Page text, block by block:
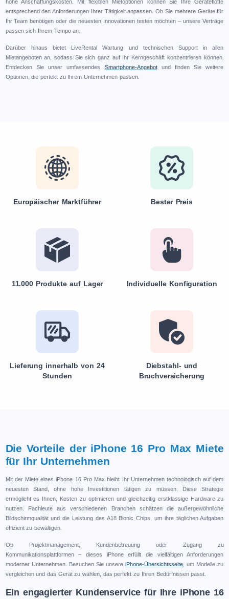
hohe Anschaffungskosten. Mit flexiblen Mietoptionen können Sie Ihre Geräteflotte
entsprechend den Anforderungen Ihrer Tätigkeit anpassen. Ob Sie mehrere Geräte für
Ihr Team benötigen oder die neuesten Innovationen testen möchten – unsere Verträge
passen sich Ihrem Tempo an.
Darüber hinaus bietet LiveRental Wartung und technischen Support in allen
Mietangeboten an, sodass Sie sich ganz auf Ihr Kerngeschäft konzentrieren können.
Entdecken Sie unser umfassendes Smartphone-Angebotund finden Sie weitere
Optionen, die perfekt zu Ihrem Unternehmen passen.
Europäischer Marktführer Bester Preis
11.000 Produkte auf Lager Individuelle Konfiguration
Lieferung innerhalb von 24
Stunden
Diebstahl- und
Bruchversicherung
Die Vorteile der iPhone 16 Pro Max Miete
für Ihr Unternehmen
Mit der Miete eines iPhone 16 Pro Max bleibt Ihr Unternehmen technologisch auf dem
neuesten Stand, ohne hohe Investitionen tätigen zu müssen. Diese Strategie
ermöglicht es Ihnen, Kosten zu optimieren und gleichzeitig erstklassige Hardware zu
nutzen. Fachleute aus verschiedenen Branchen schätzen die außergewöhnliche
Bildschirmqualität und die Leistung des A18 Bionic Chips, um ihre täglichen Aufgaben
effizient zu bewältigen.
Ob Projektmanagement, Kundenbetreuung oder Zugang zu
Kommunikationsplattformen – dieses iPhone erfüllt die vielfältigen Anforderungen
moderner Unternehmen. Besuchen Sie unsereiPhone-Übersichtsseite , um Modelle zu
vergleichen und das Gerät zu wählen, das perfekt zu Ihren Bedürfnissen passt.
Ein engagierter Kundenservice für Ihre iPhone 16